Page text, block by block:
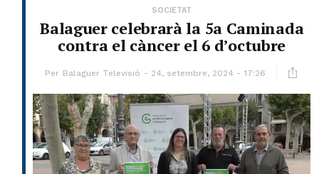
SOCIETAT
Balaguer celebrarà la 5a Caminada
contra el càncer el 6 d’octubre
Per Balaguer Televisió 24, setembre, 2024 - 17:26